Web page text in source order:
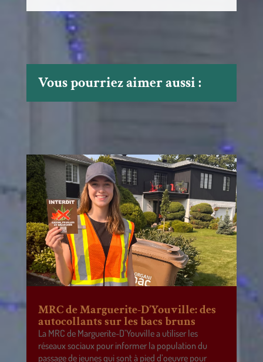
Vous pourriez aimer aussi :
MRC de Marguerite-D’Youville: des
autocollants sur les bacs bruns
La MRC de Marguerite-D’Youville a utiliser les
réseaux sociaux pour informer la population du
passage de jeunes qui sont à pied d’oeuvre pour